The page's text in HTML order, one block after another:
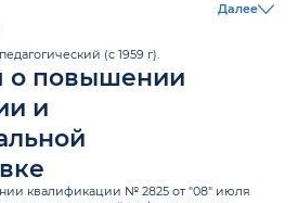
Далее
(с 1959 г).
о повышении
и
квалификации № 2825 от "08" июля